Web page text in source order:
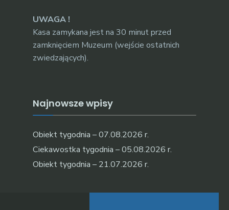
UWAGA !
Kasa zamykana jest na 30 minut przed
zamknięciem Muzeum (wejście ostatnich
zwiedzających).
Najnowsze wpisy
Obiekt tygodnia – 07.08.2026 r.
Ciekawostka tygodnia – 05.08.2026 r.
Obiekt tygodnia – 21.07.2026 r.